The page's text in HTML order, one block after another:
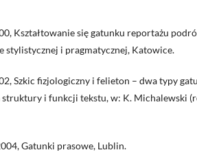
Kształtowanie się gatunku reportażu
stylistycznej i pragmatycznej, Katowice.
Szkic fizjologiczny i felieton – dwa typy
struktury i funkcji tekstu, w: K. Michalewski
Gatunki prasowe, Lublin.